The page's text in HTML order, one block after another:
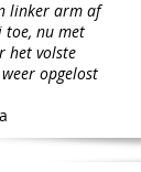
linker arm af
toe, nu met
het volste
opgelost